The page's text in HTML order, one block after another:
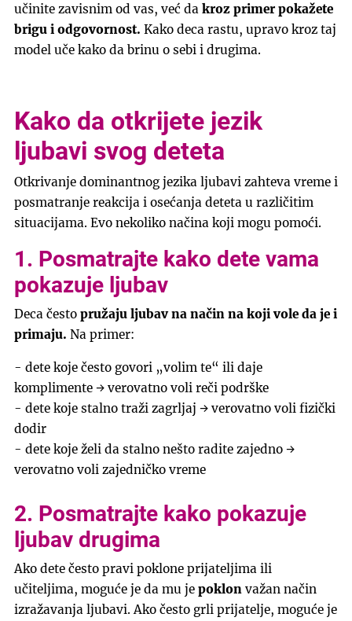
učinite zavisnim od vas, već da kroz primer pokažete
brigu i odgovornost. Kako deca rastu, upravo kroz taj
model uče kako da brinu o sebi i drugima.
Kako da otkrijete jezik
ljubavi svog deteta
Otkrivanje dominantnog jezika ljubavi zahteva vreme i
posmatranje reakcija i osećanja deteta u različitim
situacijama. Evo nekoliko načina koji mogu pomoći.
1. Posmatrajte kako dete vama
pokazuje ljubav
Deca često pružaju ljubav na način na koji vole da je i
primaju. Na primer:
- dete koje često govori „volim te“ ili daje
komplimente → verovatno voli reči podrške
- dete koje stalno traži zagrljaj → verovatno voli fizički
dodir
- dete koje želi da stalno nešto radite zajedno →
verovatno voli zajedničko vreme
2. Posmatrajte kako pokazuje
ljubav drugima
Ako dete često pravi poklone prijateljima ili
učiteljima, moguće je da mu je poklon važan način
izražavanja ljubavi. Ako često grli prijatelje, moguće je